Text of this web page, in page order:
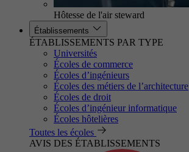
Hôtesse de l'air steward
Établissements
ÉTABLISSEMENTS PAR TYPE
Universités
Écoles de commerce
Écoles d’ingénieurs
Écoles des métiers de l’architecture
Écoles de droit
Écoles d’ingénieur informatique
Écoles hôtelières
Toutes les écoles
AVIS DES ÉTABLISSEMENTS